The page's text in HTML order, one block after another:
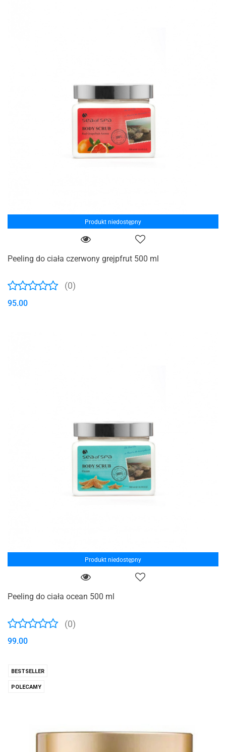
Produkt niedostępny
Peeling do ciała czerwony grejpfrut 500 ml
(0)
95.00
Produkt niedostępny
Peeling do ciała ocean 500 ml
(0)
99.00
BESTSELLER
POLECAMY